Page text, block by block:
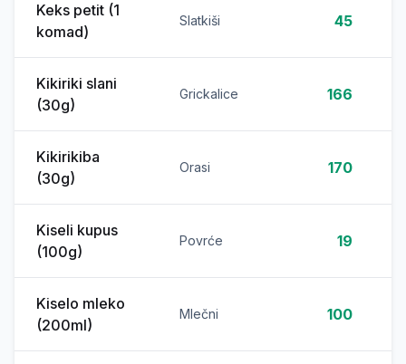
Keks petit (1
komad)
Slatkiši 45
Kikiriki slani
(30g)
Grickalice 166
Kikirikiba
(30g)
Orasi 170
Kiseli kupus
(100g)
Povrće 19
Kiselo mleko
(200ml)
Mlečni 100